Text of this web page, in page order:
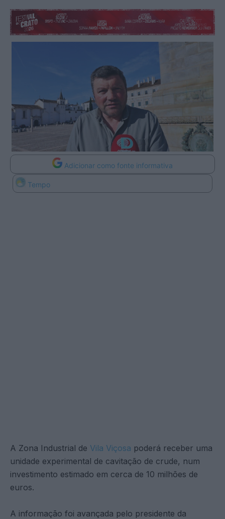
Adicionar como fonte informativa
Tempo
A Zona Industrial de Vila Viçosa poderá receber uma
unidade experimental de cavitação de crude, num
investimento estimado em cerca de 10 milhões de
euros.
A informação foi avançada pelo presidente da